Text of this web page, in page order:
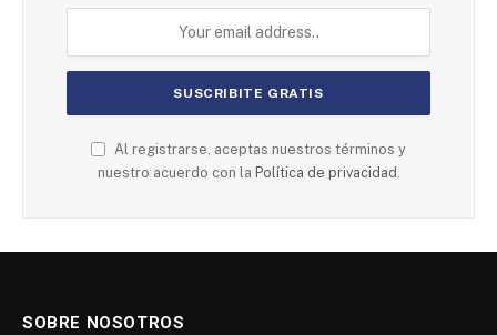
Al registrarse, aceptas nuestros términos y
nuestro acuerdo con la Política de privacidad .
SOBRE NOSOTROS